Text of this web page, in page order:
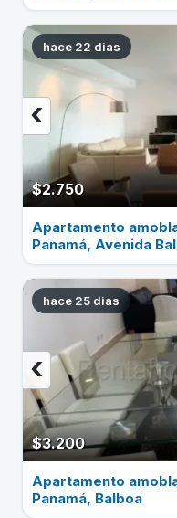
hace 22 dias
$2.750
‹
Apartamento
Panamá, Avenida
hace 25 dias
$3.200
‹
Apartamento
Panamá, Balboa